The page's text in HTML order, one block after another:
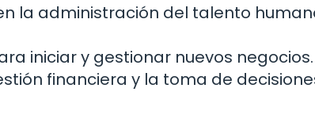
la administración del talento
iniciar y gestionar nuevos negocios.
financiera y la toma de